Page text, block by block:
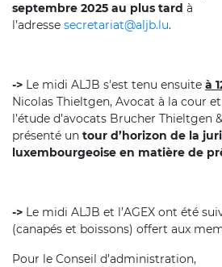
septembre 2025 au plus tard à
l’adresse secretariat@aljb.lu.
-> Le midi ALJB s'est tenu ensuite à
Nicolas Thieltgen, Avocat à la cour
l’étude d’avocats Brucher Thieltgen
présenté un tour d’horizon de la
luxembourgeoise en matière de
-> Le midi ALJB et l’AGEX ont été
(canapés et boissons) offert aux
Pour le Conseil d’administration,